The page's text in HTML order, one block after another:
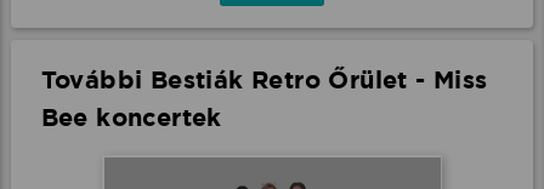
További Bestiák Retro Őrület - Miss
Bee koncertek